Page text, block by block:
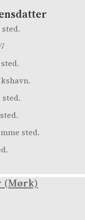
sted.
sted.
sted.
(Mørk)